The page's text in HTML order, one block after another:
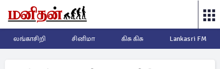
லங்காசிறி சினிமா கிசு கிசு Lankasri FM